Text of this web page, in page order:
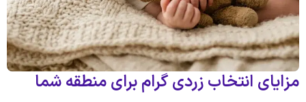
مزایای انتخاب زردی گرام برای منطقه شما